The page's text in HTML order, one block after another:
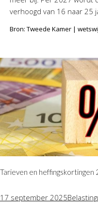
verhoogd van 16 naar 25
Bron: Tweede Kamer |
Tarieven en heffingskortingen
17 september 2025